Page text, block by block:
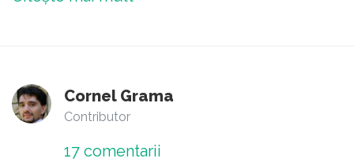
Cornel Grama
Contributor
17 comentarii